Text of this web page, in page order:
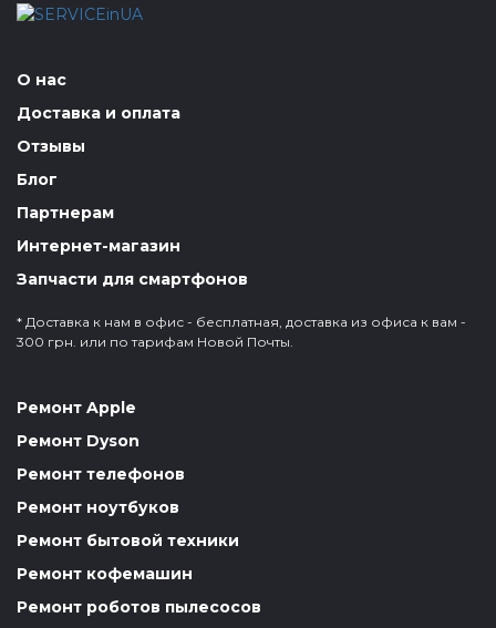
О нас
Доставка и оплата
Отзывы
Блог
Партнерам
Интернет-магазин
Запчасти для смартфонов
* Доставка к нам в офис - бесплатная, доставка из офиса к вам -
300 грн. или по тарифам Новой Почты.
Ремонт Apple
Ремонт Dyson
Ремонт телефонов
Ремонт ноутбуков
Ремонт бытовой техники
Ремонт кофемашин
Ремонт роботов пылесосов